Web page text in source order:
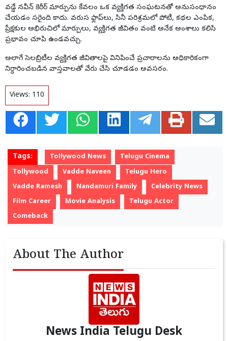
వడ్డే నవీన్ కెరీర్ మార్పును కేవలం ఒక వ్యక్తిగత సంఘటనతో అనుసంధానం
చేయడం సరైంది కాదు. వరుస ఫ్లాప్‌లు, సినీ పరిశ్రమలో పోటీ, కథల ఎంపిక,
ప్రేక్షకుల అభిరుచిలో మార్పులు, వ్యక్తిగత జీవితం వంటి అనేక అంశాలు కలిసి
ప్రభావం చూపి ఉండవచ్చు.
అలాగే సెలబ్రిటీల వ్యక్తిగత జీవితాలపై వినిపించే ప్రచారాలను అధికారికంగా
నిర్ధారించబడిన వాస్తవాలతో వేరు చేసి చూడడం అవసరం.
Views: 110
Tags: Tollywood News
Telugu Cinema
Tollywood
Vadde Naveen
Telugu Hero
Vadde Ramesh
Nandamuri Family
Celebrity News
Film Career
Movie Analysis
Telugu Actor
Comeback
About The Author
News India Telugu Desk